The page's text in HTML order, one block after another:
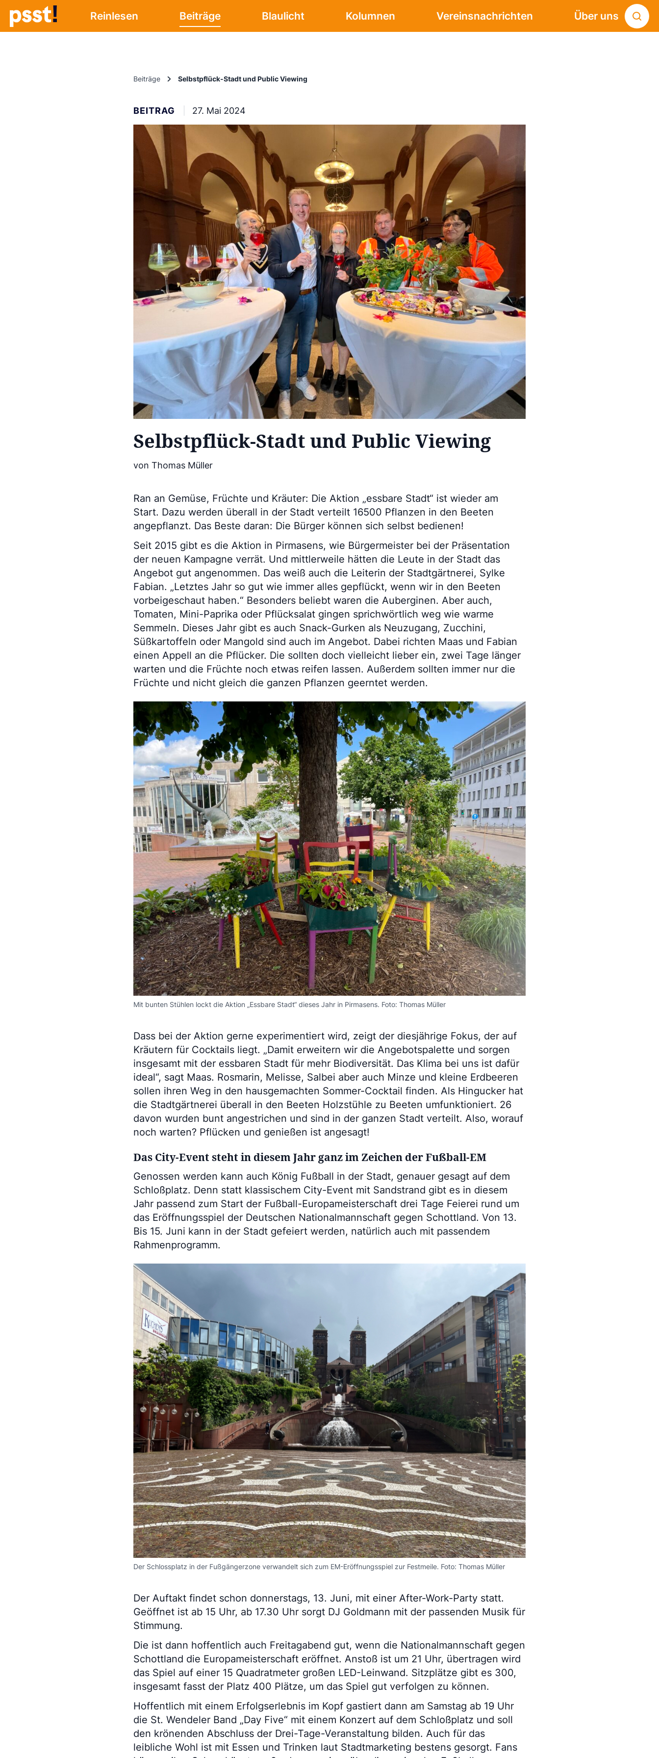
Reinlesen Beiträge Blaulicht Kolumnen Vereinsnachrichten Über uns
Beiträge Selbstpflück-Stadt und Public Viewing
BEITRAG 27. Mai 2024
Selbstpflück-Stadt und Public Viewing
von Thomas Müller
Ran an Gemüse, Früchte und Kräuter: Die Aktion „essbare Stadt“ ist wieder am
Start. Dazu werden überall in der Stadt verteilt 16500 Pflanzen in den Beeten
angepflanzt. Das Beste daran: Die Bürger können sich selbst bedienen!
Seit 2015 gibt es die Aktion in Pirmasens, wie Bürgermeister bei der Präsentation
der neuen Kampagne verrät. Und mittlerweile hätten die Leute in der Stadt das
Angebot gut angenommen. Das weiß auch die Leiterin der Stadtgärtnerei, Sylke
Fabian. „Letztes Jahr so gut wie immer alles gepflückt, wenn wir in den Beeten
vorbeigeschaut haben.“ Besonders beliebt waren die Auberginen. Aber auch,
Tomaten, Mini-Paprika oder Pflücksalat gingen sprichwörtlich weg wie warme
Semmeln. Dieses Jahr gibt es auch Snack-Gurken als Neuzugang, Zucchini,
Süßkartoffeln oder Mangold sind auch im Angebot. Dabei richten Maas und Fabian
einen Appell an die Pflücker. Die sollten doch vielleicht lieber ein, zwei Tage länger
warten und die Früchte noch etwas reifen lassen. Außerdem sollten immer nur die
Früchte und nicht gleich die ganzen Pflanzen geerntet werden.
Mit bunten Stühlen lockt die Aktion „Essbare Stadt“ dieses Jahr in Pirmasens. Foto: Thomas Müller
Dass bei der Aktion gerne experimentiert wird, zeigt der diesjährige Fokus, der auf
Kräutern für Cocktails liegt. „Damit erweitern wir die Angebotspalette und sorgen
insgesamt mit der essbaren Stadt für mehr Biodiversität. Das Klima bei uns ist dafür
ideal“, sagt Maas. Rosmarin, Melisse, Salbei aber auch Minze und kleine Erdbeeren
sollen ihren Weg in den hausgemachten Sommer-Cocktail finden. Als Hingucker hat
die Stadtgärtnerei überall in den Beeten Holzstühle zu Beeten umfunktioniert. 26
davon wurden bunt angestrichen und sind in der ganzen Stadt verteilt. Also, worauf
noch warten? Pflücken und genießen ist angesagt!
Das City-Event steht in diesem Jahr ganz im Zeichen der Fußball-EM
Genossen werden kann auch König Fußball in der Stadt, genauer gesagt auf dem
Schloßplatz. Denn statt klassischem City-Event mit Sandstrand gibt es in diesem
Jahr passend zum Start der Fußball-Europameisterschaft drei Tage Feierei rund um
das Eröffnungsspiel der Deutschen Nationalmannschaft gegen Schottland. Von 13.
Bis 15. Juni kann in der Stadt gefeiert werden, natürlich auch mit passendem
Rahmenprogramm.
Der Schlossplatz in der Fußgängerzone verwandelt sich zum EM-Eröffnungsspiel zur Festmeile. Foto: Thomas Müller
Der Auftakt findet schon donnerstags, 13. Juni, mit einer After-Work-Party statt.
Geöffnet ist ab 15 Uhr, ab 17.30 Uhr sorgt DJ Goldmann mit der passenden Musik für
Stimmung.
Die ist dann hoffentlich auch Freitagabend gut, wenn die Nationalmannschaft gegen
Schottland die Europameisterschaft eröffnet. Anstoß ist um 21 Uhr, übertragen wird
das Spiel auf einer 15 Quadratmeter großen LED-Leinwand. Sitzplätze gibt es 300,
insgesamt fasst der Platz 400 Plätze, um das Spiel gut verfolgen zu können.
Hoffentlich mit einem Erfolgserlebnis im Kopf gastiert dann am Samstag ab 19 Uhr
die St. Wendeler Band „Day Five“ mit einem Konzert auf dem Schloßplatz und soll
den krönenden Abschluss der Drei-Tage-Veranstaltung bilden. Auch für das
leibliche Wohl ist mit Essen und Trinken laut Stadtmarketing bestens gesorgt. Fans